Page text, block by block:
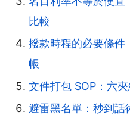
比較
撥款時程的必要條件
帳
文件打包 SOP：六
避雷黑名單：秒到話